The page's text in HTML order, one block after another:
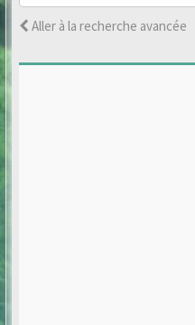
Aller à la recherche avancée